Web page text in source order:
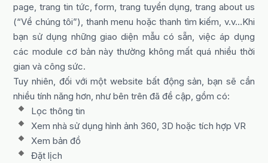
page, trang tin tức, form, trang tuyển dụng, trang about us
(“Về chúng tôi”), thanh menu hoặc thanh tìm kiếm, v.v…Khi
bạn sử dụng những giao diện mẫu có sẵn, việc áp dụng
các module cơ bản này thường không mất quá nhiều thời
gian và công sức.
Tuy nhiên, đối với một website bất động sản, bạn sẽ cần
nhiều tính năng hơn, như bên trên đã đề cập, gồm có:
Lọc thông tin
Xem nhà sử dụng hình ảnh 360, 3D hoặc tích hợp VR
Xem bản đồ
Đặt lịch